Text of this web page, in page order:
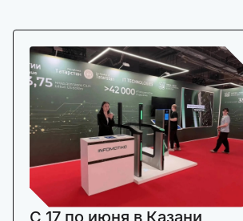
C 17 по июня в Казани